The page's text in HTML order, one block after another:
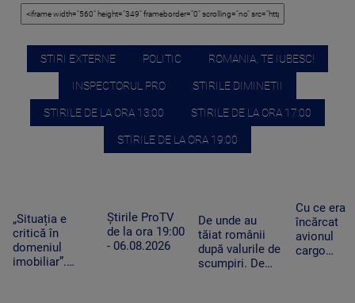
STIRI EXTERNE POLITIC ROMANIA, TE IUBESC!
INSPECTORUL PRO STIRILE DIMINETII
STIRILE DE LA ORA 13:00 STIRILE DE LA ORA 17:00
STIRILE DE LA ORA 19:00
„Situația e
critică în
domeniul
imobiliar”.
Știrile ProTV
de la ora 19:00
- 06.08.2026
De unde au
tăiat românii
după valurile de
scumpiri. De
Cu ce era
încărcat
avionul
cargo